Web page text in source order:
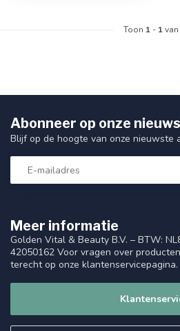
Toon 1 - 1van
Meer informatie
Golden Vital & Beauty B.V. – BTW:
42050162 Voor vragen over
terecht op onze klantenservicepagina.
Abonneer op onze
Blijf op de hoogte van onze nieuwste